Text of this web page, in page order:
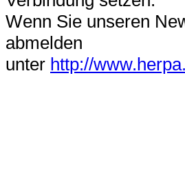
Wenn Sie unseren
abmelden
unter http://